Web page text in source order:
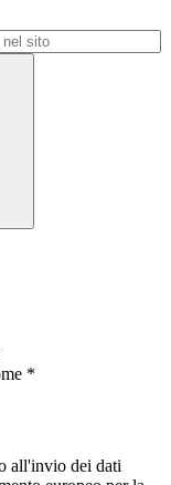
*
all'invio dei dati